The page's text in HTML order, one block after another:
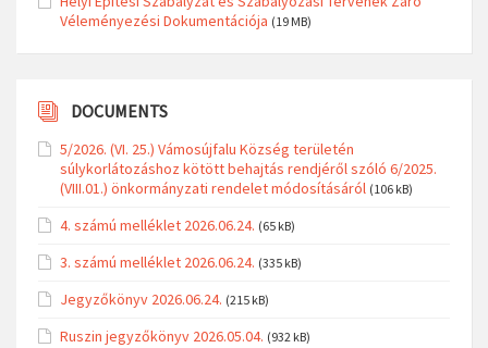
Véleményezési Dokumentációja (19 MB)
DOCUMENTS
5/2026. (VI. 25.) Vámosújfalu Község területén
súlykorlátozáshoz kötött behajtás rendjéről szóló 6/2025.
(VIII.01.) önkormányzati rendelet módosításáról (106 kB)
4. számú melléklet 2026.06.24. (65 kB)
3. számú melléklet 2026.06.24. (335 kB)
Jegyzőkönyv 2026.06.24. (215 kB)
Ruszin jegyzőkönyv 2026.05.04. (932 kB)